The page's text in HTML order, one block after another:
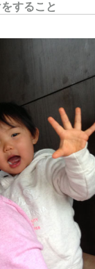
すること